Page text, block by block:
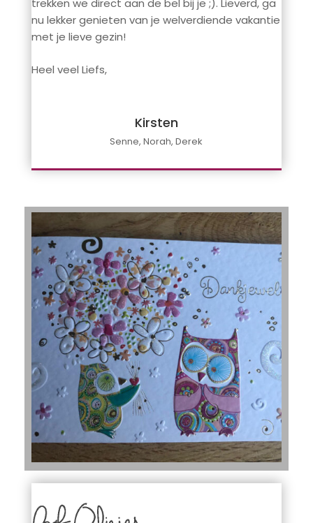
nu lekker genieten van je welverdiende vakantie
met je lieve gezin!
Heel veel Liefs,
Kirsten
Senne, Norah, Derek